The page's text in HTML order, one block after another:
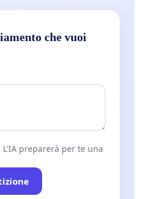
che vuoi
preparerà per te una